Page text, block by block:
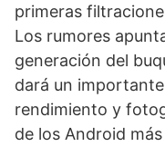
primeras
Los rumores
generación del
dará un
rendimiento y
de los Android